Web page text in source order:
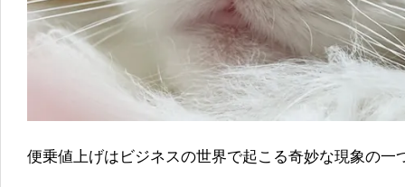
便乗値上げはビジネスの世界で起こる奇妙な現象の一